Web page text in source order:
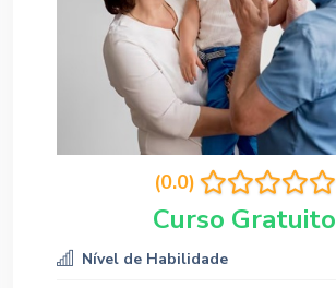
(0.0)
Curso Gratuito
Nível de Habilidade